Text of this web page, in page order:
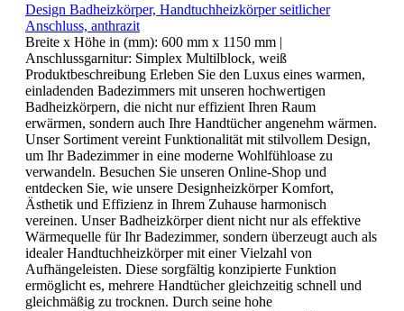
Design Badheizkörper, Handtuchheizkörper seitlicher
Anschluss, anthrazit
Breite x Höhe in (mm): 600 mm x 1150 mm |
Anschlussgarnitur: Simplex Multilblock, weiß
Produktbeschreibung Erleben Sie den Luxus eines warmen,
einladenden Badezimmers mit unseren hochwertigen
Badheizkörpern, die nicht nur effizient Ihren Raum
erwärmen, sondern auch Ihre Handtücher angenehm wärmen.
Unser Sortiment vereint Funktionalität mit stilvollem Design,
um Ihr Badezimmer in eine moderne Wohlfühloase zu
verwandeln. Besuchen Sie unseren Online-Shop und
entdecken Sie, wie unsere Designheizkörper Komfort,
Ästhetik und Effizienz in Ihrem Zuhause harmonisch
vereinen. Unser Badheizkörper dient nicht nur als effektive
Wärmequelle für Ihr Badezimmer, sondern überzeugt auch als
idealer Handtuchheizkörper mit einer Vielzahl von
Aufhängeleisten. Diese sorgfältig konzipierte Funktion
ermöglicht es, mehrere Handtücher gleichzeitig schnell und
gleichmäßig zu trocknen. Durch seine hohe